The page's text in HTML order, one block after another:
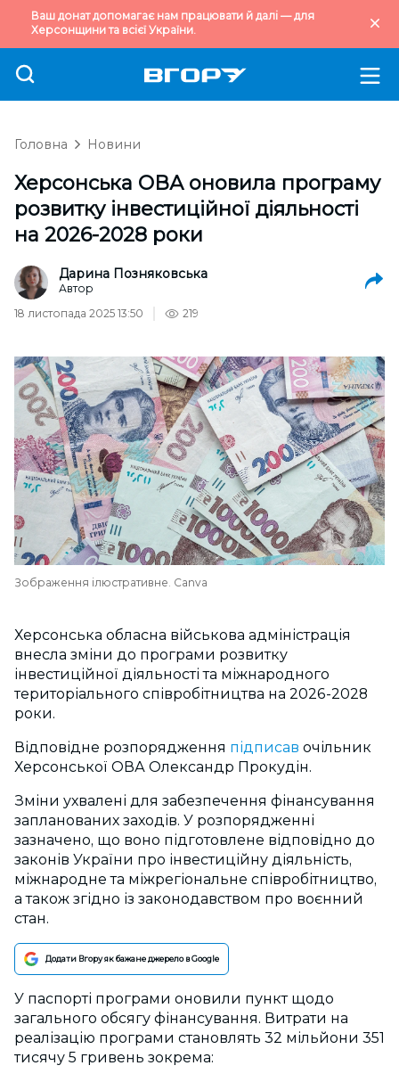
Ваш донат допомагає нам працювати й далі — для
Херсонщини та всієї України.
Головна Новини
Херсонська ОВА оновила програму
розвитку інвестиційної діяльності
на 2026-2028 роки
Дарина Позняковська
Автор
18 листопада 2025 13:50
219
Зображення ілюстративне. Canva
Херсонська обласна військова адміністрація
внесла зміни до програми розвитку
інвестиційної діяльності та міжнародного
територіального співробітництва на 2026-2028
роки.
Відповідне розпорядження підписав очільник
Херсонської ОВА Олександр Прокудін.
Зміни ухвалені для забезпечення фінансування
запланованих заходів. У розпорядженні
зазначено, що воно підготовлене відповідно до
законів України про інвестиційну діяльність,
міжнародне та міжрегіональне співробітництво,
а також згідно із законодавством про воєнний
стан.
Додати Вгору як бажане джерело в Google
У паспорті програми оновили пункт щодо
загального обсягу фінансування. Витрати на
реалізацію програми становлять 32 мільйони 351
тисячу 5 гривень зокрема: